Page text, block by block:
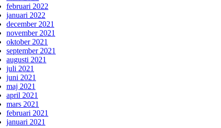
februari 2022
januari 2022
december 2021
november 2021
oktober 2021
september 2021
augusti 2021
juli 2021
juni 2021
maj 2021
april 2021
mars 2021
februari 2021
januari 2021